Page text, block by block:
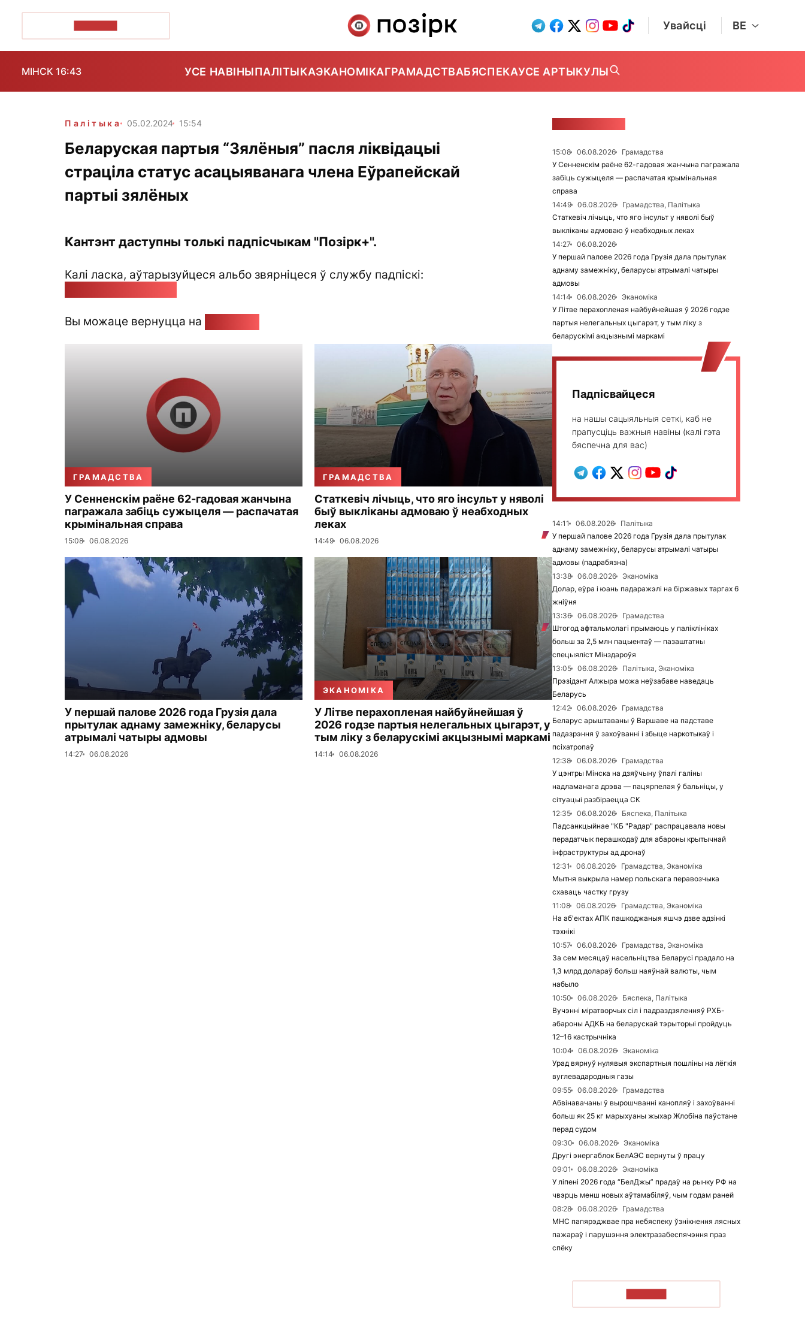
Увайсці BE
МІНСК 16:43 УСЕ НАВІНЫПАЛІТЫКАЭКАНОМІКАГРАМАДСТВАБЯСПЕКАУСЕ АРТЫКУЛЫ
Палітыка 05.02.2024 15:54
Беларуская партыя “Зялёныя” пасля ліквідацыі
страціла статус асацыяванага члена Еўрапейскай
партыі зялёных
Кантэнт даступны толькі падпісчыкам "Позірк+".
Калі ласка, аўтарызуйцеся альбо звярніцеся ў службу падпіскі:
Вы можаце вернуцца на
ГРАМАДСТВА
У Сенненскім раёне 62-гадовая жанчына
пагражала забіць сужыцеля — распачатая
крымінальная справа
15:08 06.08.2026
ГРАМАДСТВА
Статкевіч лічыць, что яго інсульт у няволі
быў выкліканы адмоваю ў неабходных
леках
14:49 06.08.2026
У першай палове 2026 года Грузія дала
прытулак аднаму замежніку, беларусы
атрымалі чатыры адмовы
14:27 06.08.2026
ЭКАНОМІКА
У Літве перахопленая найбуйнейшая ў
2026 годзе партыя нелегальных цыгарэт, у
тым ліку з беларускімі акцызнымі маркамі
14:14 06.08.2026
15:08 06.08.2026
Грамадства
У Сенненскім раёне 62-гадовая жанчына пагражала
забіць сужыцеля — распачатая крымінальная
справа
14:49
06.08.2026
Грамадства, Палітыка
Статкевіч лічыць, что яго інсульт у няволі быў
выкліканы адмоваю ў неабходных леках
14:27
06.08.2026
У першай палове 2026 года Грузія дала прытулак
аднаму замежніку, беларусы атрымалі чатыры
адмовы
14:14
06.08.2026
Эканоміка
У Літве перахопленая найбуйнейшая ў 2026 годзе
партыя нелегальных цыгарэт, у тым ліку з
беларускімі акцызнымі маркамі
Падпісвайцеся
на нашы сацыяльныя сеткі, каб не
прапусціць важныя навіны (калі гэта
бяспечна для вас)
14:11 06.08.2026
Палітыка
У першай палове 2026 года Грузія дала прытулак
аднаму замежніку, беларусы атрымалі чатыры
адмовы (падрабязна)
13:38
06.08.2026
Эканоміка
Долар, еўра і юань падаражэлі на біржавых таргах 6
жніўня
13:36
06.08.2026
Грамадства
Штогод афтальмолагі прымаюць у паліклініках
больш за 2,5 млн пацыентаў — пазаштатны
спецыяліст Мінздароўя
13:05
06.08.2026
Палітыка, Эканоміка
Прэзідэнт Алжыра можа неўзабаве наведаць
Беларусь
12:42
06.08.2026
Грамадства
Беларус арыштаваны ў Варшаве на падставе
падазрэння ў захоўванні і збыце наркотыкаў і
псіхатропаў
12:38
06.08.2026
Грамадства
У цэнтры Мінска на дзяўчыну ўпалі галіны
надламанага дрэва — пацярпелая ў бальніцы, у
сітуацыі разбіраецца СК
12:35
06.08.2026
Бяспека, Палітыка
Падсанкцыйнае "КБ "Радар" распрацавала новы
перадатчык перашкодаў для абароны крытычнай
інфраструктуры ад дронаў
12:31
06.08.2026
Грамадства, Эканоміка
Мытня выкрыла намер польскага перавозчыка
схаваць частку грузу
11:08
06.08.2026
Грамадства, Эканоміка
На аб'ектах АПК пашкоджаныя яшчэ дзве адзінкі
тэхнікі
10:57
06.08.2026
Грамадства, Эканоміка
За сем месяцаў насельніцтва Беларусі прадало на
1,3 млрд долараў больш наяўнай валюты, чым
набыло
10:50
06.08.2026
Бяспека, Палітыка
Вучэнні міратворчых сіл і падраздзяленняў РХБ-
абароны АДКБ на беларускай тэрыторыі пройдуць
12–16 кастрычніка
10:04
06.08.2026
Эканоміка
Урад вярнуў нулявыя экспартныя пошліны на лёгкія
вуглевадародныя газы
09:55
06.08.2026
Грамадства
Абвінавачаны ў вырошчванні канопляў і захоўванні
больш як 25 кг марыхуаны жыхар Жлобіна паўстане
перад судом
09:30
06.08.2026
Эканоміка
Другі энергаблок БелАЭС вернуты ў працу
09:01
06.08.2026
Эканоміка
У ліпені 2026 года “БелДжы” прадаў на рынку РФ на
чвэрць менш новых аўтамабіляў, чым годам раней
08:28
06.08.2026
Грамадства
МНС папярэджвае пра небяспеку ўзнікнення лясных
пажараў і парушэння электразабеспячэння праз
спёку